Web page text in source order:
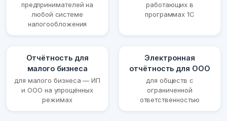
предпринимателей на
любой системе
налогообложения
работающих в
программах 1С
Отчётность для
малого бизнеса
для малого бизнеса — ИП
и ООО на упрощённых
режимах
Электронная
отчётность для ООО
для обществ с
ограниченной
ответственностью